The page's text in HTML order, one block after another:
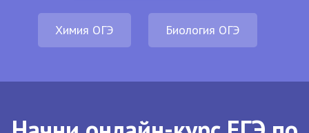
Химия ОГЭ Биология ОГЭ